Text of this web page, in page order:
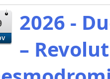
2026 -
–